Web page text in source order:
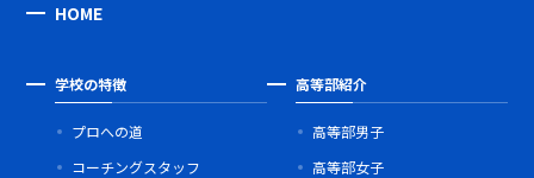
HOME
学校の特徴
プロへの道
コーチングスタッフ
高等部紹介
高等部男子
高等部女子